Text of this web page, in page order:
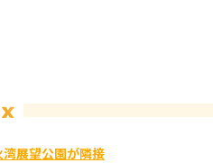
展望公園が隣接